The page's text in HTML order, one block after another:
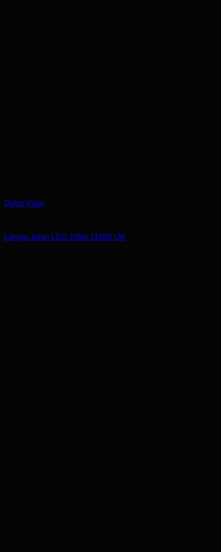
Quick View
Lampu Jalan LED 100w 11000 LM